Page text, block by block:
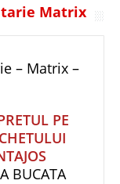
Matrix
– Matrix –
PE
BUCATA